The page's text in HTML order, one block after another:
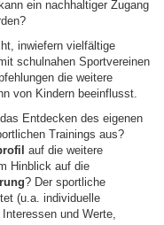
ein nachhaltiger Zugang
inwiefern vielfältige
schulnahen Sportvereinen
die weitere
von Kindern beeinflusst.
Entdecken des eigenen
Trainings aus?
auf die weitere
Hinblick auf die
? Der sportliche
(u.a. individuelle
und Werte,